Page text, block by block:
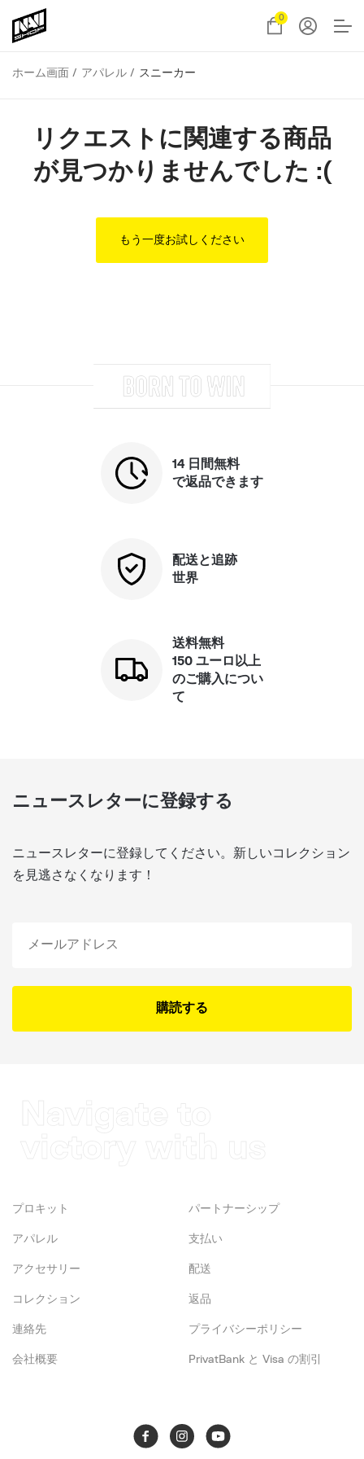
0
ホーム画面 アパレル スニーカー
リクエストに関連する商品
が見つかりませんでした :(
もう一度お試しください
14 日間無料
で返品できます
配送と追跡
世界
送料無料
150 ユーロ以上
のご購入につい
て
ニュースレターに登録する
ニュースレターに登録してください。新しいコレクション
を見逃さなくなります！
購読する
プロキット
アパレル
アクセサリー
コレクション
連絡先
会社概要
パートナーシップ
支払い
配送
返品
プライバシーポリシー
PrivatBank と Visa の割引